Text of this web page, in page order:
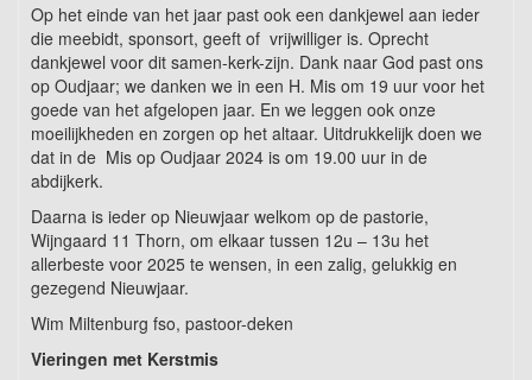
Op het einde van het jaar past ook een dankjewel aan ieder
die meebidt, sponsort, geeft of vrijwilliger is. Oprecht
dankjewel voor dit samen-kerk-zijn. Dank naar God past ons
op Oudjaar; we danken we in een H. Mis om 19 uur voor het
goede van het afgelopen jaar. En we leggen ook onze
moeilijkheden en zorgen op het altaar. Uitdrukkelijk doen we
dat in de Mis op Oudjaar 2024 is om 19.00 uur in de
abdijkerk.
Daarna is ieder op Nieuwjaar welkom op de pastorie,
Wijngaard 11 Thorn, om elkaar tussen 12u – 13u het
allerbeste voor 2025 te wensen, in een zalig, gelukkig en
gezegend Nieuwjaar.
Wim Miltenburg fso, pastoor-deken
Vieringen met Kerstmis